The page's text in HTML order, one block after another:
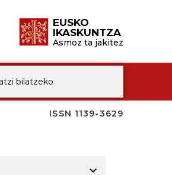
EUSKO
IKASKUNTZA
Asmoz ta jakitez
ISSN 1139-3629